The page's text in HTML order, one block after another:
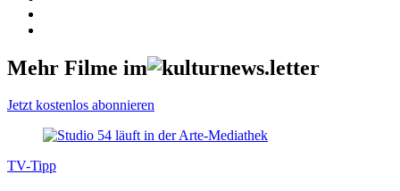
Mehr Filme im
Jetzt kostenlos abonnieren
TV-Tipp